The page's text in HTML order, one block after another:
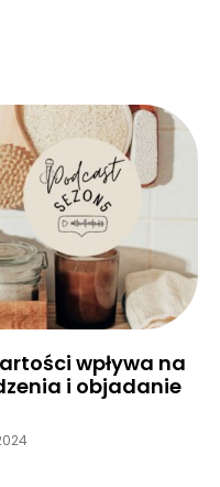
wpływa na
i objadanie